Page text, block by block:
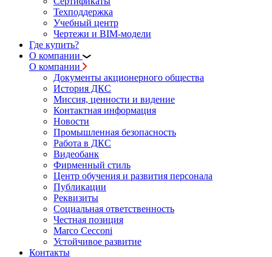
Техподдержка
Учебный центр
Чертежи и BIM-модели
Где купить?
О компании
О компании
Документы акционерного общества
История ДКС
Миссия, ценности и видение
Контактная информация
Новости
Промышленная безопасность
Работа в ДКС
Видеобанк
Фирменный стиль
Центр обучения и развития персонала
Публикации
Реквизиты
Социальная ответственность
Честная позиция
Marco Cecconi
Устойчивое развитие
Контакты